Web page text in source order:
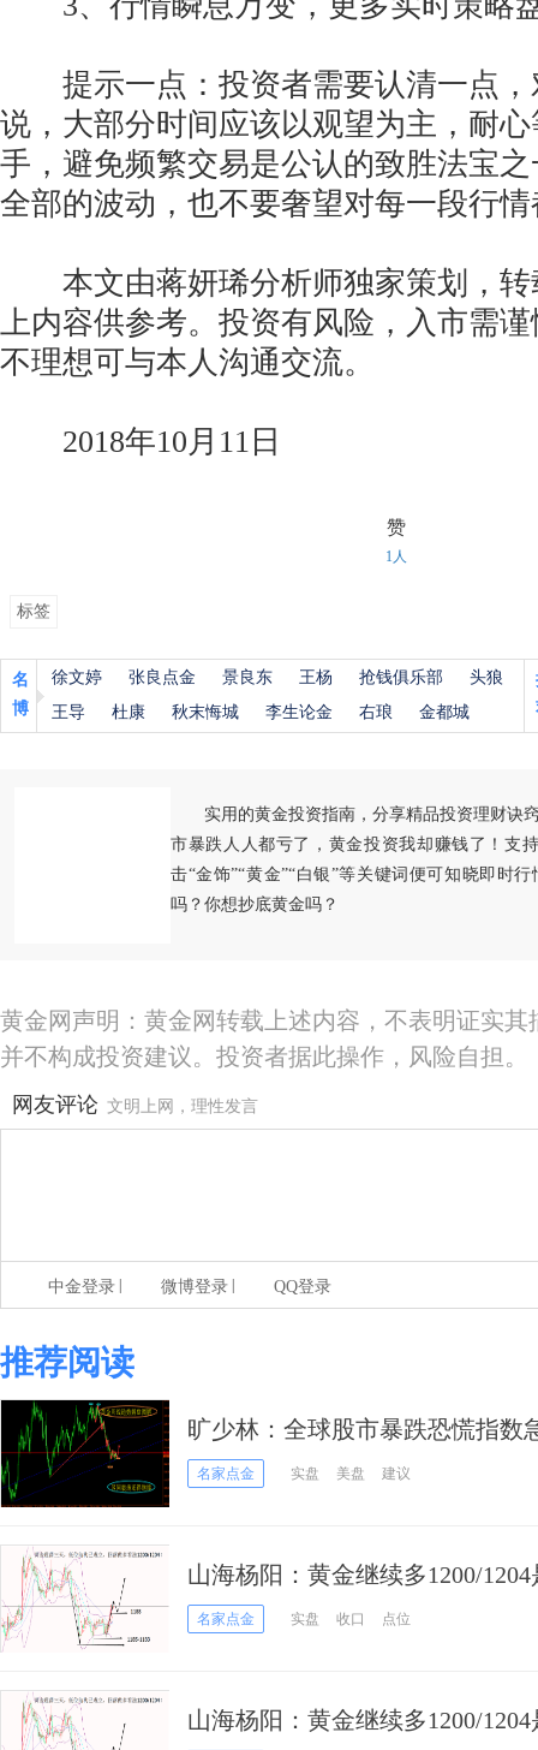
提示一点：投资者需要认清一点，
说，大部分时间应该以观望为主，耐
手，避免频繁交易是公认的致胜法宝
全部的波动，也不要奢望对每一段行
本文由蒋妍琋分析师独家策划，转
上内容供参考。投资有风险，入市需
不理想可与本人沟通交流。
2018年10月11日
赞
1人
标签
名
博
徐文婷 张良点金 景良东 王杨 抢钱俱乐部
头狼
王导
杜康 秋末悔城 李生论金 右琅 金都城
实用的黄金投资指南，分享精品投资理财诀
市暴跌人人都亏了，黄金投资我却赚钱了！支
击“金饰”“黄金”“白银”等关键词便可知晓即时
吗？你想抄底黄金吗？
黄金网声明：黄金网转载上述内容，不表明证实
并不构成投资建议。投资者据此操作，风险自担。
网友评论 文明上网，理性发言
中金登录 微博登录 QQ登录
推荐阅读
旷少林：全球股市暴跌恐慌指数
锋芒
名家点金 实盘 美盘 建议
山海杨阳：黄金继续多1200/
名家点金 实盘 收口 点位
山海杨阳：黄金继续多1200/